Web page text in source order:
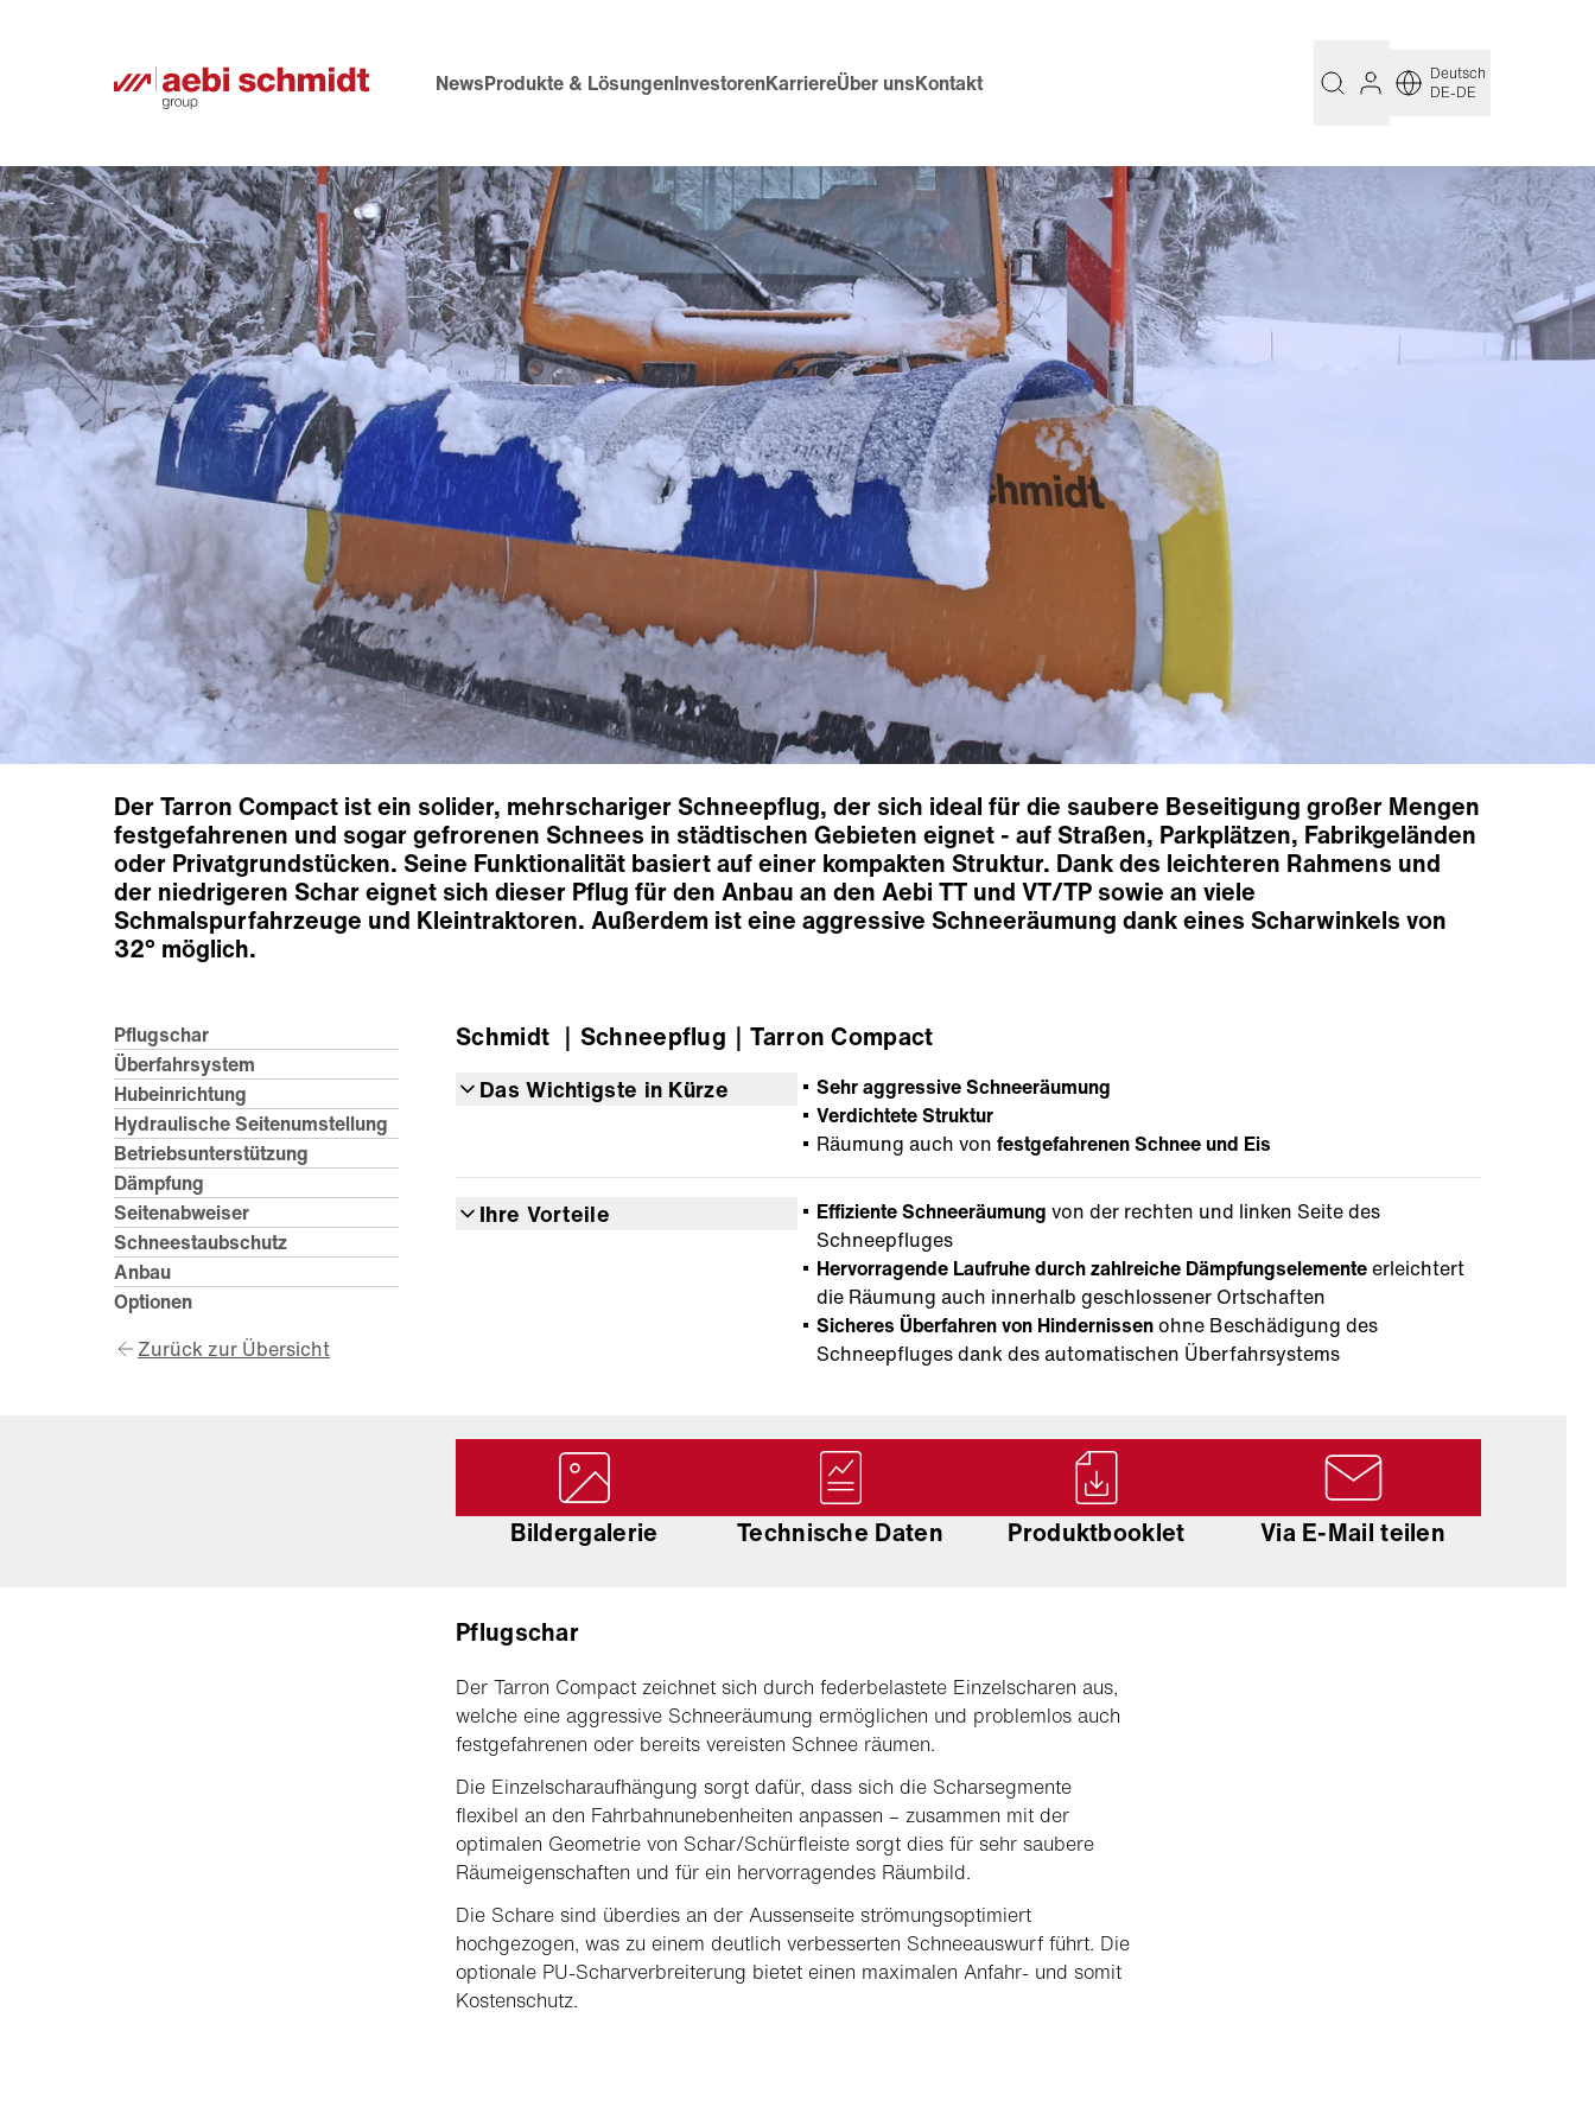
NewsProdukte & LösungenInvestorenKarriereÜber unsKontakt
Deutsch
DE-DE
Der Tarron Compact ist ein solider, mehrschariger Schneepflug, der sich ideal für die saubere Beseitigung großer Mengen
festgefahrenen und sogar gefrorenen Schnees in städtischen Gebieten eignet - auf Straßen, Parkplätzen, Fabrikgeländen
oder Privatgrundstücken. Seine Funktionalität basiert auf einer kompakten Struktur. Dank des leichteren Rahmens und
der niedrigeren Schar eignet sich dieser Pflug für den Anbau an den Aebi TT und VT/TP sowie an viele
Schmalspurfahrzeuge und Kleintraktoren. Außerdem ist eine aggressive Schneeräumung dank eines Scharwinkels von
32° möglich.
Pflugschar
Überfahrsystem
Hubeinrichtung
Hydraulische Seitenumstellung
Betriebsunterstützung
Dämpfung
Seitenabweiser
Schneestaubschutz
Anbau
Optionen
Zurück zur Übersicht
Schmidt ｜Schneepflug ｜Tarron Compact
Das Wichtigste in Kürze
Sehr aggressive Schneeräumung
Verdichtete Struktur
Räumung auch von festgefahrenen Schnee und Eis
Ihre Vorteile Effiziente Schneeräumung von der rechten und linken Seite des
Schneepfluges
Hervorragende Laufruhe durch zahlreiche Dämpfungselementeerleichtert
die Räumung auch innerhalb geschlossener Ortschaften
Sicheres Überfahren von Hindernissenohne Beschädigung des
Schneepfluges dank des automatischen Überfahrsystems
Bildergalerie Technische Daten Produktbooklet Via E-Mail teilen
Pflugschar
Der Tarron Compact zeichnet sich durch federbelastete Einzelscharen aus,
welche eine aggressive Schneeräumung ermöglichen und problemlos auch
festgefahrenen oder bereits vereisten Schnee räumen.
Die Einzelscharaufhängung sorgt dafür, dass sich die Scharsegmente
flexibel an den Fahrbahnunebenheiten anpassen – zusammen mit der
optimalen Geometrie von Schar/Schürfleiste sorgt dies für sehr saubere
Räumeigenschaften und für ein hervorragendes Räumbild.
Die Schare sind überdies an der Aussenseite strömungsoptimiert
hochgezogen, was zu einem deutlich verbesserten Schneeauswurf führt. Die
optionale PU-Scharverbreiterung bietet einen maximalen Anfahr- und somit
Kostenschutz.